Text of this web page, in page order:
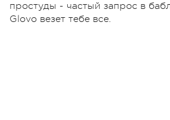
простуды - частый запрос в
Glovo везет тебе все.